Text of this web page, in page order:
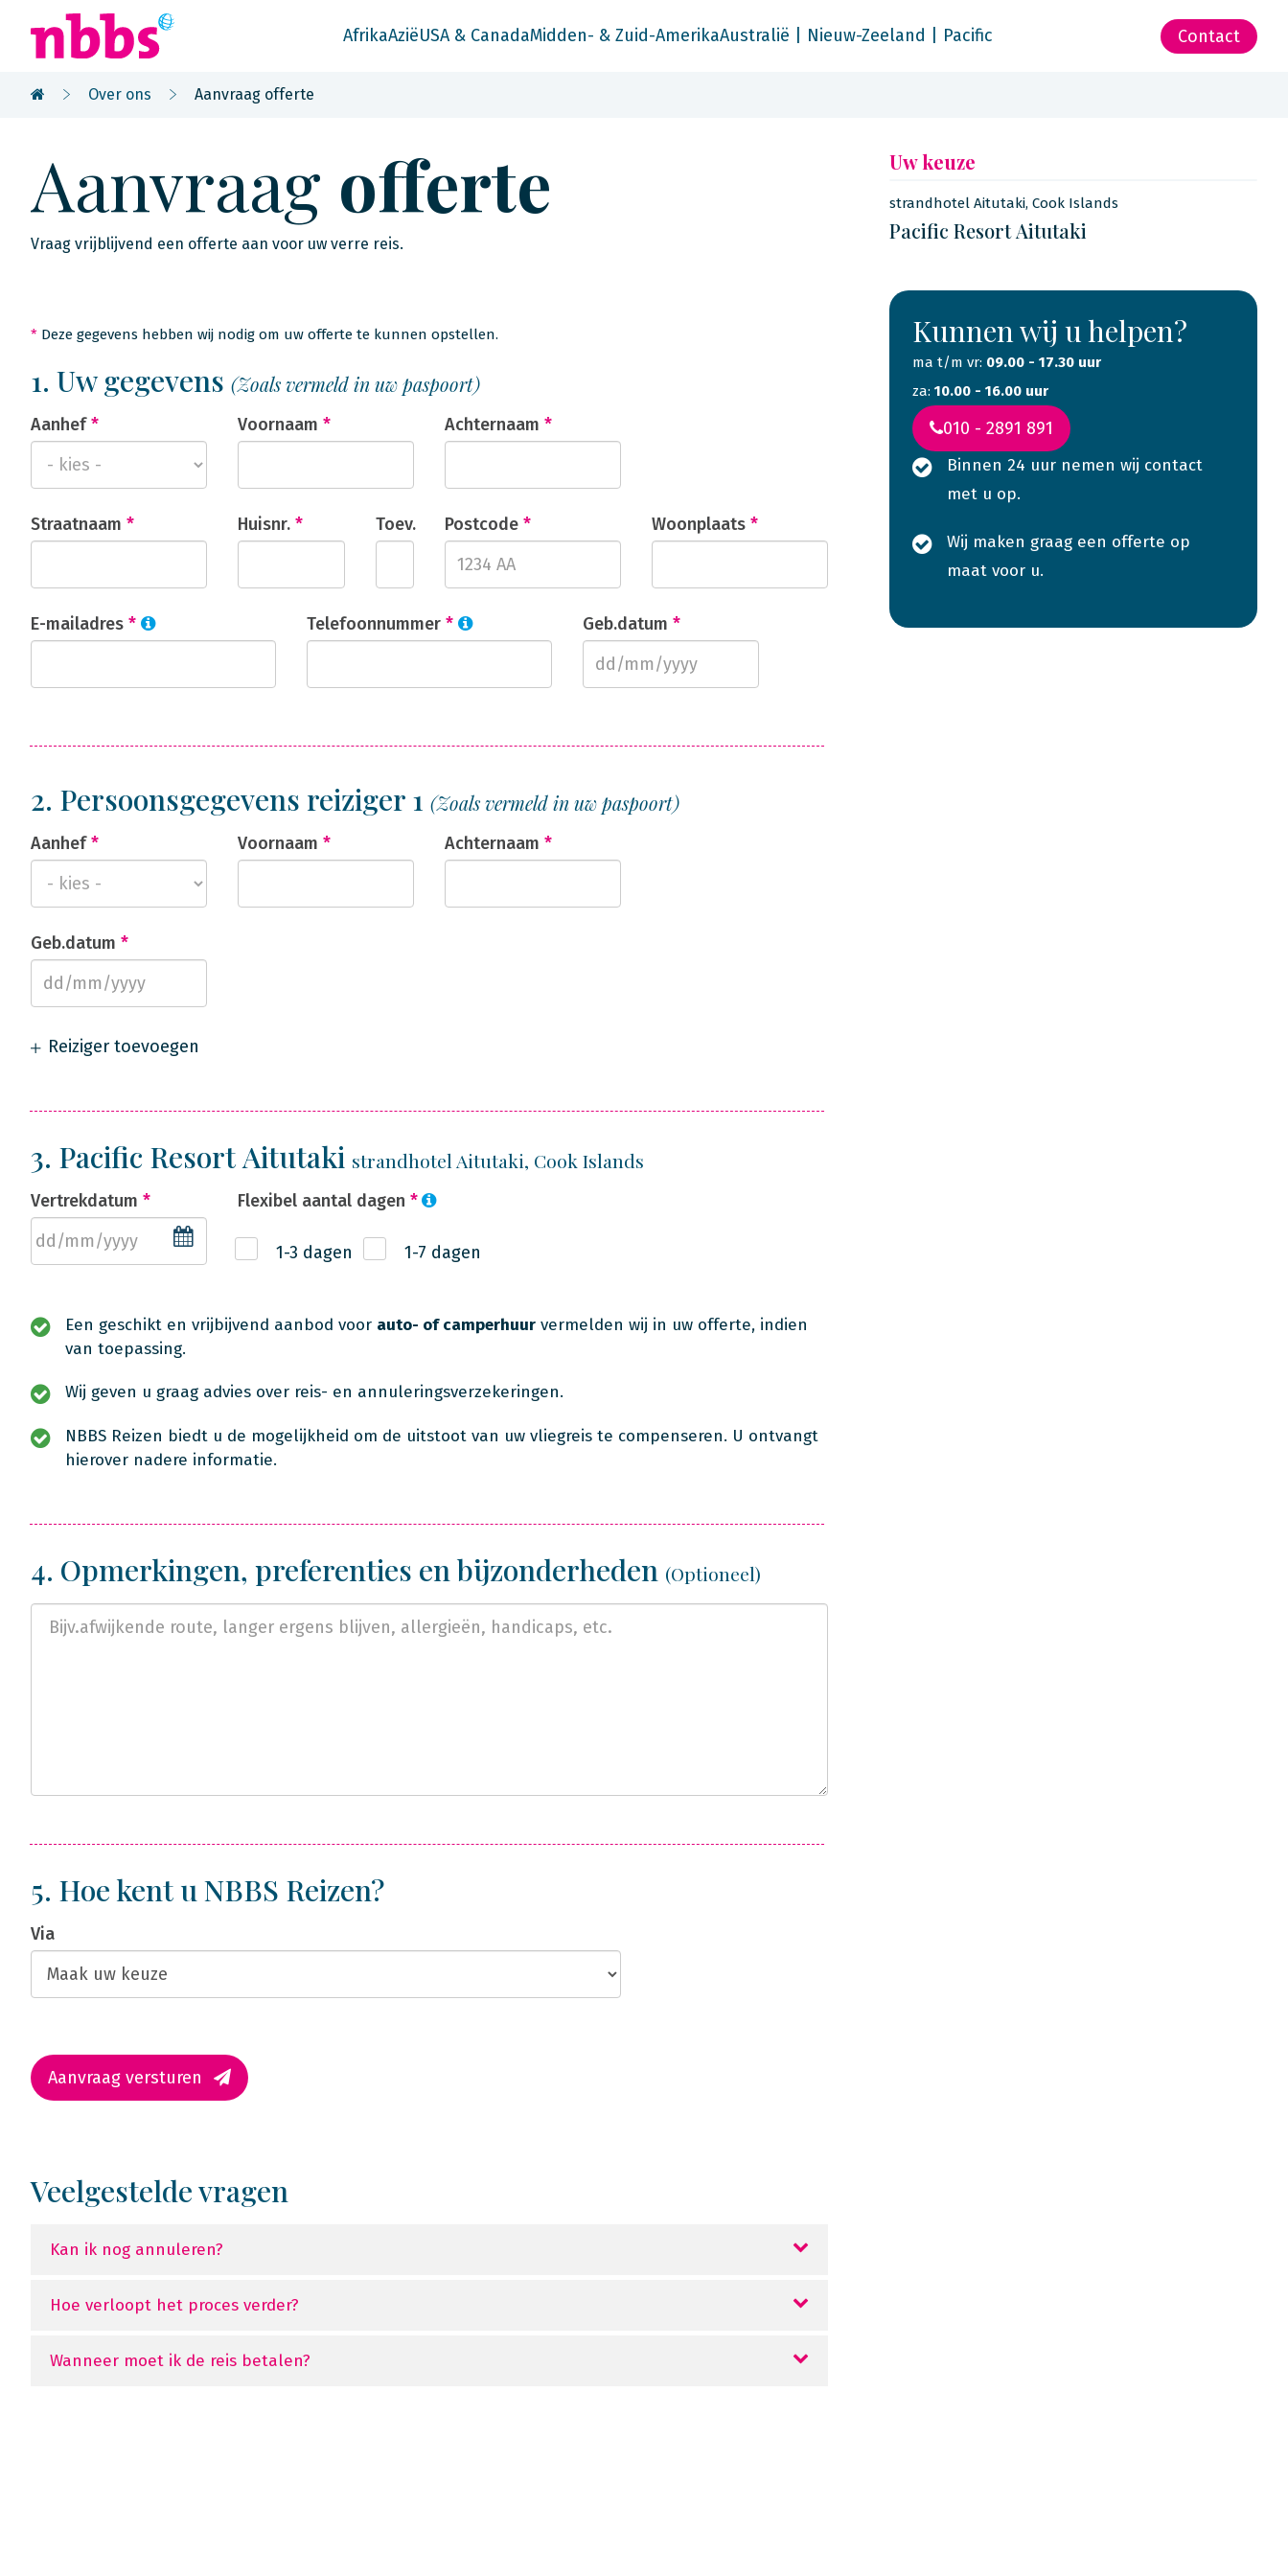
AfrikaAziëUSA & CanadaMidden- & Zuid-AmerikaAustralië | Nieuw-Zeeland | Pacific Contact
Over ons Aanvraag offerte
Aanvraag offerte
Vraag vrijblijvend een offerte aan voor uw verre reis.
* Deze gegevens hebben wij nodig om uw offerte te kunnen opstellen.
1. Uw gegevens (Zoals vermeld in uw paspoort)
Aanhef* Voornaam * Achternaam *
Straatnaam * Huisnr. * Toev. Postcode * Woonplaats *
E-mailadres * Telefoonnummer * Geb.datum *
2. Persoonsgegevens reiziger 1 (Zoals vermeld in uw paspoort)
Aanhef* Voornaam * Achternaam *
Geb.datum *
Reiziger toevoegen
3. Pacific Resort Aitutaki strandhotel Aitutaki, Cook Islands
Vertrekdatum * Flexibel aantal dagen *
1-3 dagen 1-7 dagen
Een geschikt en vrijbijvend aanbod voor auto- of camperhuur vermelden wij in uw offerte, indien
van toepassing.
Wij geven u graag advies over reis- en annuleringsverzekeringen.
NBBS Reizen biedt u de mogelijkheid om de uitstoot van uw vliegreis te compenseren. U ontvangt
hierover nadere informatie.
4. Opmerkingen, preferenties en bijzonderheden (Optioneel)
5. Hoe kent u NBBS Reizen?
Via
Aanvraag versturen
Veelgestelde vragen
Kan ik nog annuleren?
Hoe verloopt het proces verder?
Wanneer moet ik de reis betalen?
Uw keuze
strandhotel Aitutaki, Cook Islands
Pacific Resort Aitutaki
Kunnen wij u helpen?
ma t/m vr: 09.00 - 17.30 uur
za: 10.00 - 16.00 uur
010 - 2891 891
Binnen 24 uur nemen wij contact
met u op.
Wij maken graag een offerte op
maat voor u.